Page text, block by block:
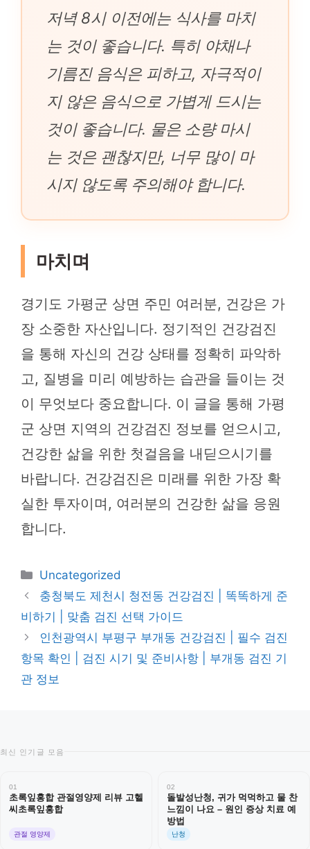
저녁 8시 이전에는 식사를 마치
는 것이 좋습니다. 특히 야채나
기름진 음식은 피하고, 자극적이
지 않은 음식으로 가볍게 드시는
것이 좋습니다. 물은 소량 마시
는 것은 괜찮지만, 너무 많이 마
시지 않도록 주의해야 합니다.
마치며
경기도 가평군 상면 주민 여러분, 건강은 가
장 소중한 자산입니다. 정기적인 건강검진
을 통해 자신의 건강 상태를 정확히 파악하
고, 질병을 미리 예방하는 습관을 들이는 것
이 무엇보다 중요합니다. 이 글을 통해 가평
군 상면 지역의 건강검진 정보를 얻으시고,
건강한 삶을 위한 첫걸음을 내딛으시기를
바랍니다. 건강검진은 미래를 위한 가장 확
실한 투자이며, 여러분의 건강한 삶을 응원
합니다.
카
테
고
리
Uncategorized
충청북도 제천시 청전동 건강검진 | 똑똑하게 준
비하기 | 맞춤 검진 선택 가이드
인천광역시 부평구 부개동 건강검진 | 필수 검진
항목 확인 | 검진 시기 및 준비사항 | 부개동 검진 기
관 정보
최신 인기글 모음
01
초록잎홍합 관절영양제 리뷰 고헬
씨초록잎홍합
관절 영양제
02
돌발성난청, 귀가 먹먹하고 물 찬
느낌이 나요 – 원인 증상 치료 예
방법
난청